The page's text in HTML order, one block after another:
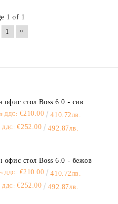
1 of 1
1 »
офис стол Boss 6.0 - сив
ДДС: €210.00 410.72лв.
ДДС: €252.00 492.87лв.
офис стол Boss 6.0 - бежов
ДДС: €210.00 410.72лв.
ДДС: €252.00 492.87лв.